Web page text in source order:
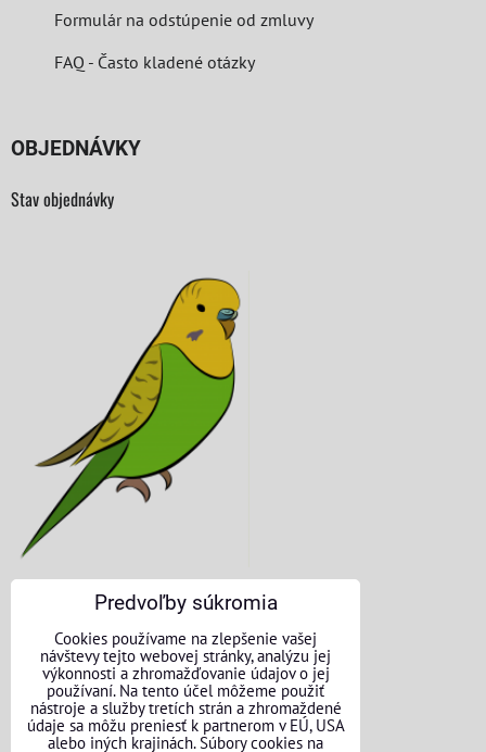
Formulár na odstúpenie od zmluvy
FAQ - Často kladené otázky
OBJEDNÁVKY
Stav objednávky
KONTAKTNÉ ÚDAJE
O nás
Kontakt
Predvoľby súkromia
Cookies používame na zlepšenie vašej
návštevy tejto webovej stránky, analýzu jej
výkonnosti a zhromažďovanie údajov o jej
používaní. Na tento účel môžeme použiť
nástroje a služby tretích strán a zhromaždené
údaje sa môžu preniesť k partnerom v EÚ, USA
alebo iných krajinách. Súbory cookies na